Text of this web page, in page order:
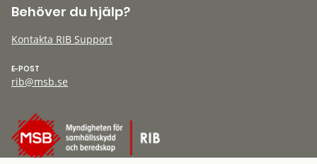
Behöver du hjälp?
Kontakta RIB Support
E-POST
rib@msb.se